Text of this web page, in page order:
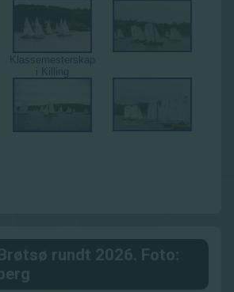
Klassemesterskap
i Killing
rundt 2026. Foto: